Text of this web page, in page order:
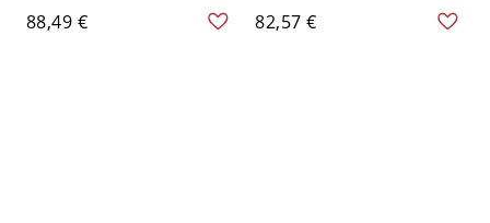
Milchglas 2 Lichter
Schwarz für Wohnzimmer
88,49 €
Retro Schwarz Finish
Breite Flare Korridor
82,57 €